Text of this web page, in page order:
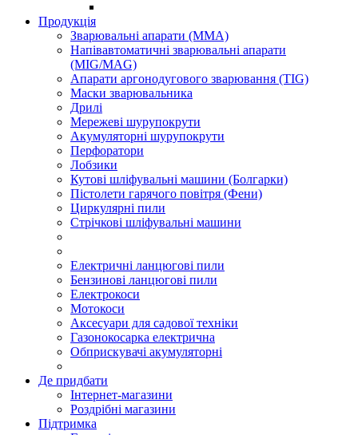
Продукція
Зварювальні апарати (ММА)
Напівавтоматичні зварювальні апарати
(MIG/MAG)
Апарати аргонодугового зварювання (TIG)
Маски зварювальника
Дрилі
Мережеві шурупокрути
Акумуляторні шурупокрути
Перфоратори
Лобзики
Кутові шліфувальні машини (Болгарки)
Пістолети гарячого повітря (Фени)
Циркулярні пили
Стрічкові шліфувальні машини
Електричні ланцюгові пили
Бензинові ланцюгові пили
Електрокоси
Мотокоси
Аксесуари для садової техніки
Газонокосарка електрична
Обприскувачі акумуляторні
Де придбати
Інтернет-магазини
Роздрібні магазини
Підтримка